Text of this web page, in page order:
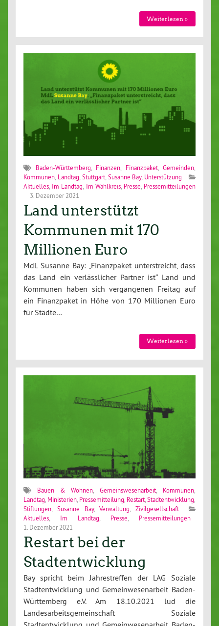
Weiterlesen »
Baden-Württemberg, Finanzen, Finanzpaket, Gemeinden,
Kommunen, Landtag, Stuttgart, Susanne Bay, Unterstützung
Aktuelles, Im Landtag, Im Wahlkreis, Presse, Pressemitteilungen
3. Dezember 2021
Land unterstützt
Kommunen mit 170
Millionen Euro
MdL Susanne Bay: „Finanzpaket unterstreicht, dass
das Land ein verlässlicher Partner ist“ Land und
Kommunen haben sich vergangenen Freitag auf
ein Finanzpaket in Höhe von 170 Millionen Euro
für Städte…
Weiterlesen »
Bauen & Wohnen ,Gemeinswesenarbeit Kommunen
Landtag Ministerien Pressemitteilung Restart Stadtentwicklung
Stiftungen
Susanne Bay,Verwaltung ,Zivilgesellschaft
Aktuelles
Im Landtag Presse
Pressemitteilungen
1. Dezember 2021
Restart bei der
Stadtentwicklung
Bay spricht beim Jahrestreffen der LAG Soziale
Stadtentwicklung und Gemeinwesenarbeit Baden-
Württemberg e.V. Am 18.10.2021 lud die
Landesarbeitsgemeinschaft Soziale